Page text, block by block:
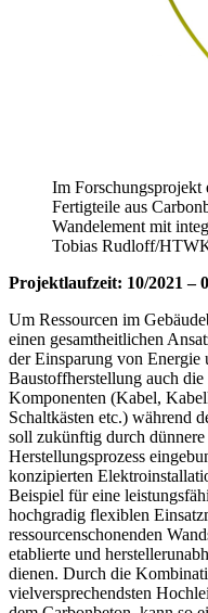
Im Forschungsprojekt
Fertigteile aus
Wandelement mit
Tobias Rudloff/
Projektlaufzeit: 10/2021 –
Um Ressourcen im
einen gesamtheitlichen
der Einsparung von
Baustoffherstellung auch
Komponenten (Kabel,
Schaltkästen etc.) während
soll zukünftig durch
Herstellungsprozess
konzipierten
Beispiel für eine
hochgradig flexiblen
ressourcenschonenden
etablierte und
dienen. Durch die
vielversprechendsten